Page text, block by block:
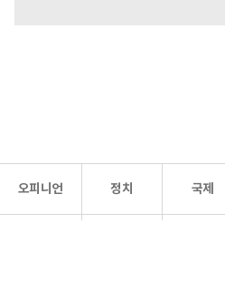
오피니언 정치 국제